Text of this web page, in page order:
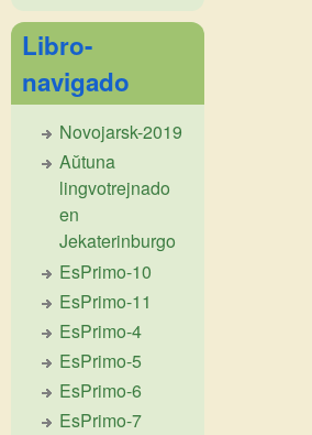
Libro-
navigado
Novojarsk-2019
Aŭtuna
lingvotrejnado
en
Jekaterinburgo
EsPrimo-10
EsPrimo-11
EsPrimo-4
EsPrimo-5
EsPrimo-6
EsPrimo-7